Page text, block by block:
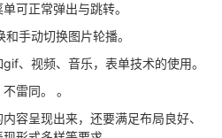
可正常弹出与跳转。
手动切换图片轮播。
、视频、音乐，表单技术的使用。
雷同。 。
容呈现出来，还要满足布局良好、